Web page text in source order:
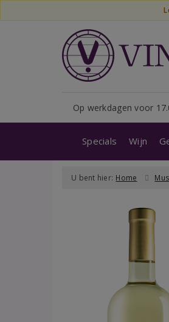
Op werkdagen voor
Specials Wijn
U bent hier: Home